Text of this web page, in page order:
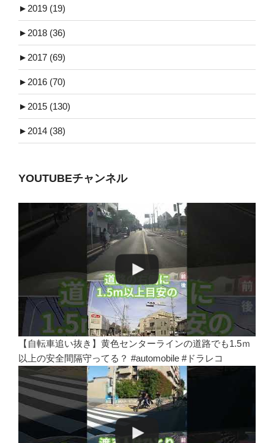
► 2019 (19)
► 2018 (36)
► 2017 (69)
► 2016 (70)
► 2015 (130)
► 2014 (38)
YOUTUBEチャンネル
【自転車追い抜き】黄色センターラインの道路でも1.5ｍ
以上の安全間隔守ってる？ #automobile #ドラレコ